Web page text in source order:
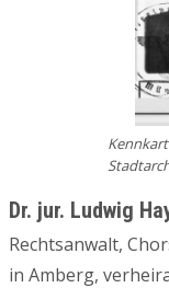
Dr. jur. Ludwig
Rechtsanwalt,
in Amberg,